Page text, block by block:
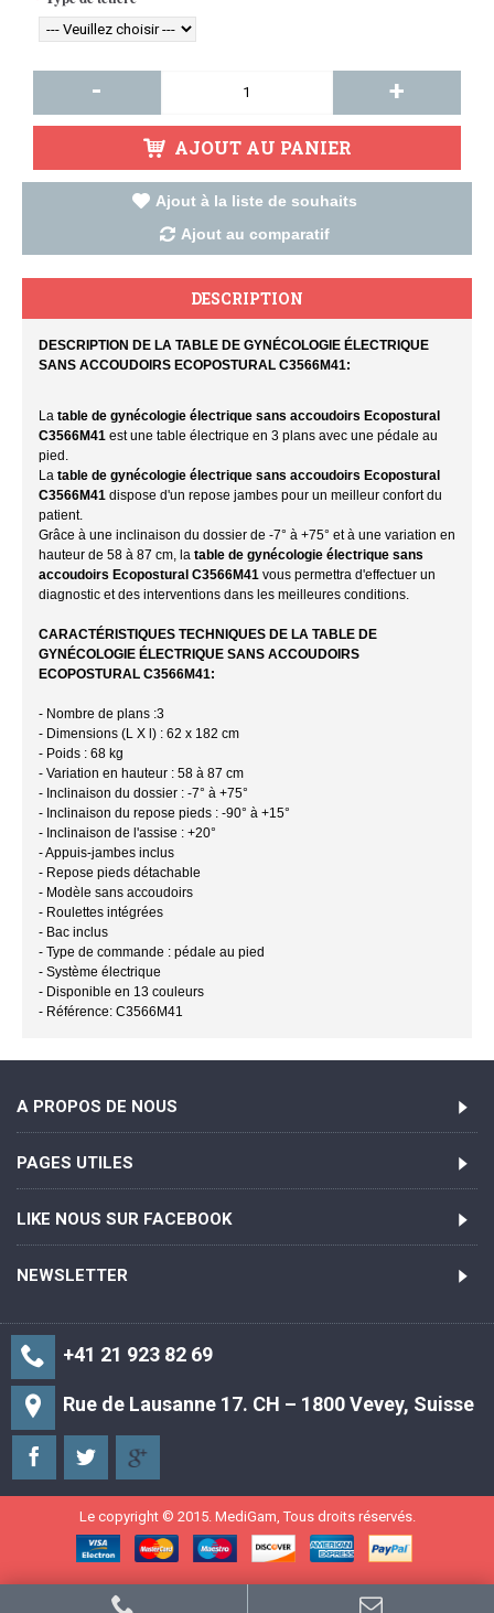
- +
AJOUT AU PANIER
Ajout à la liste de souhaits
Ajout au comparatif
DESCRIPTION
DESCRIPTION DE LA TABLE DE GYNÉCOLOGIE ÉLECTRIQUE
SANS ACCOUDOIRS ECOPOSTURAL C3566M41:
La table de gynécologie électrique sans accoudoirs Ecopostural
C3566M41 est une table électrique en 3 plans avec une pédale au
pied.
La table de gynécologie électrique sans accoudoirs Ecopostural
C3566M41 dispose d'un repose jambes pour un meilleur confort du
patient.
Grâce à une inclinaison du dossier de -7° à +75° et à une variation en
hauteur de 58 à 87 cm, la table de gynécologie électrique sans
accoudoirs Ecopostural C3566M41 vous permettra d'effectuer un
diagnostic et des interventions dans les meilleures conditions.
CARACTÉRISTIQUES TECHNIQUES DE LA TABLE DE
GYNÉCOLOGIE ÉLECTRIQUE SANS ACCOUDOIRS
ECOPOSTURAL C3566M41:
- Nombre de plans :3
- Dimensions (L X l) : 62 x 182 cm
- Poids : 68 kg
- Variation en hauteur : 58 à 87 cm
- Inclinaison du dossier : -7° à +75°
- Inclinaison du repose pieds : -90° à +15°
- Inclinaison de l'assise : +20°
- Appuis-jambes inclus
- Repose pieds détachable
- Modèle sans accoudoirs
- Roulettes intégrées
- Bac inclus
- Type de commande : pédale au pied
- Système électrique
- Disponible en 13 couleurs
- Référence: C3566M41
A PROPOS DE NOUS
PAGES UTILES
LIKE NOUS SUR FACEBOOK
NEWSLETTER
+41 21 923 82 69
Rue de Lausanne 17. CH – 1800 Vevey, Suisse
Le copyright © 2015. MediGam, Tous droits réservés.